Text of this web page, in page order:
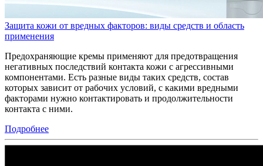
Защита кожи от вредных факторов: виды средств и область
применения
Предохраняющие кремы применяют для предотвращения
негативных последствий контакта кожи с агрессивными
компонентами. Есть разные виды таких средств, состав
которых зависит от рабочих условий, с какими вредными
факторами нужно контактировать и продолжительности
контакта с ними.
Подробнее